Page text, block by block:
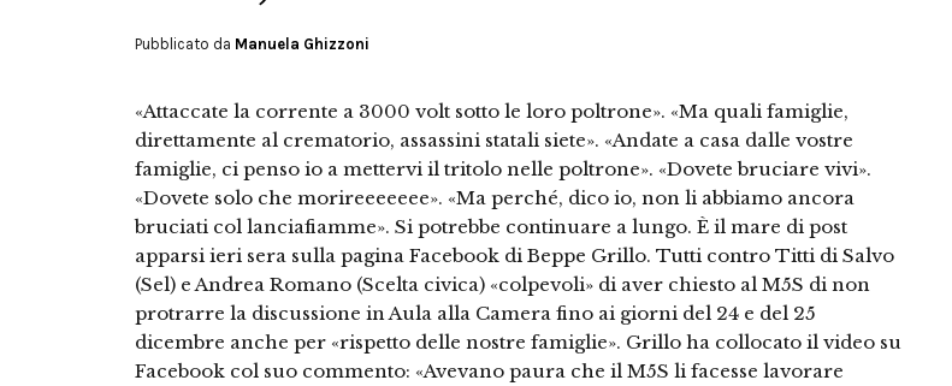
Pubblicato da Manuela Ghizzoni
«Attaccate la corrente a 3000 volt sotto le loro poltrone». «Ma quali famiglie,
direttamente al crematorio, assassini statali siete». «Andate a casa dalle vostre
famiglie, ci penso io a mettervi il tritolo nelle poltrone». «Dovete bruciare vivi».
«Dovete solo che morireeeeeee». «Ma perché, dico io, non li abbiamo ancora
bruciati col lanciafiamme». Si potrebbe continuare a lungo. È il mare di post
apparsi ieri sera sulla pagina Facebook di Beppe Grillo. Tutti contro Titti di Salvo
(Sel) e Andrea Romano (Scelta civica) «colpevoli» di aver chiesto al M5S di non
protrarre la discussione in Aula alla Camera fino ai giorni del 24 e del 25
dicembre anche per «rispetto delle nostre famiglie». Grillo ha collocato il video su
Facebook col suo commento: «Avevano paura che il M5S li facesse lavorare